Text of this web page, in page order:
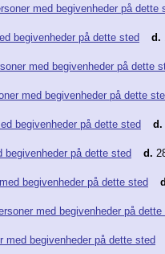
d.
d.
d.